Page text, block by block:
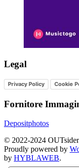
Legal
Privacy Policy Cookie
Fornitore
Depositphotos
© 2022-2024
Proudly powered by
by HYBLAWEB.